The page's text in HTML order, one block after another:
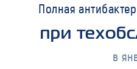
Полная
при
в